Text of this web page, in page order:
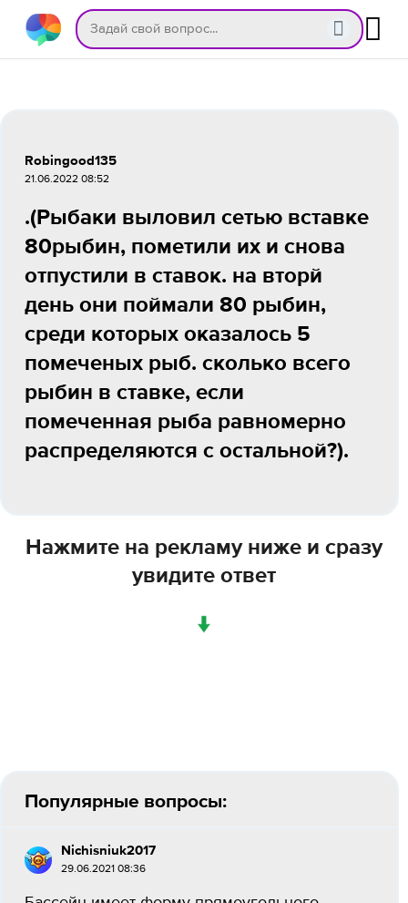
Robingood135
21.06.2022 08:52
.(Рыбаки выловил сетью вставке
80рыбин, пометили их и снова
отпустили в ставок. на вторй
день они поймали 80 рыбин,
среди которых оказалось 5
помеченых рыб. сколько всего
рыбин в ставке, если
помеченная рыба равномерно
распределяются с остальной?).
Нажмите на рекламу ниже и сразу
увидите ответ
↓
Популярные вопросы:
Nichisniuk2017
29.06.2021 08:36